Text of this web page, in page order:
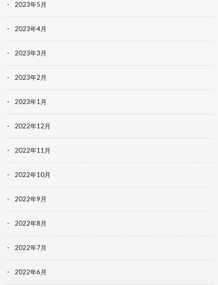
2023年5月
2023年4月
2023年3月
2023年2月
2023年1月
2022年12月
2022年11月
2022年10月
2022年9月
2022年8月
2022年7月
2022年6月